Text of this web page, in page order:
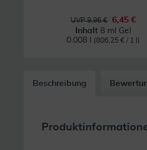
UVP 9,96 €
6,45 €
Inhalt 8 ml Gel
0.008 l
(806,25 € / 1 l)
Beschreibung